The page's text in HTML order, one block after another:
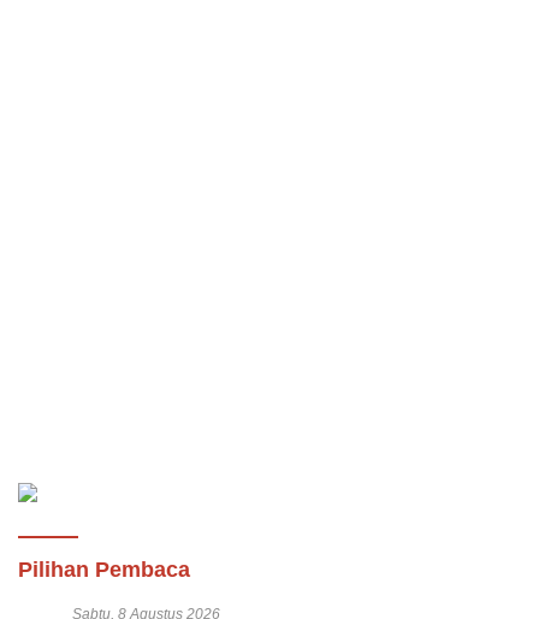
Pilihan Pembaca
Sabtu, 8 Agustus 2026